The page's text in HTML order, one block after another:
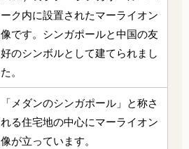
ーク内に設置されたマーライオン
像です。シンガポールと中国の友
好のシンボルとして建てられまし
た。
「メダンのシンガポール」と称さ
れる住宅地の中心にマーライオン
像が立っています。